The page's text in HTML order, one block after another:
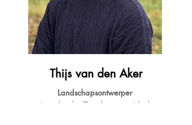
Thijs van den Aker
Landschapsontwerper
t.vandenaker@poelmansreesink.nl